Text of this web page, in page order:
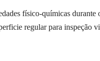
físico-químicas durante
regular para inspeção